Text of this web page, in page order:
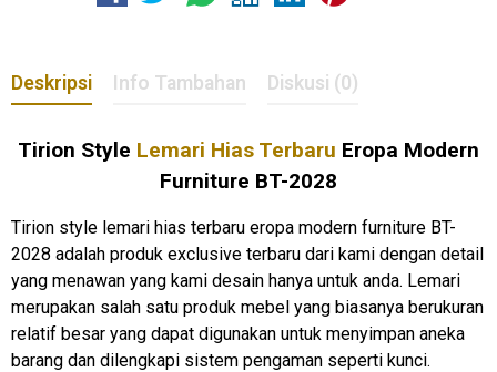
Deskripsi Info Tambahan Diskusi (0)
Tirion Style Lemari Hias Terbaru Eropa Modern
Furniture BT-2028
Tirion style lemari hias terbaru eropa modern furniture BT-
2028 adalah produk exclusive terbaru dari kami dengan detail
yang menawan yang kami desain hanya untuk anda. Lemari
merupakan salah satu produk mebel yang biasanya berukuran
relatif besar yang dapat digunakan untuk menyimpan aneka
barang dan dilengkapi sistem pengaman seperti kunci.